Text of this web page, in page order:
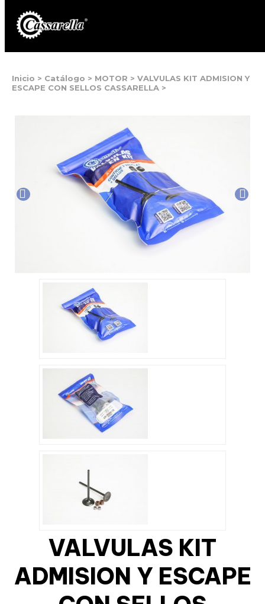
Inicio > Catálogo > MOTOR > VALVULAS KIT ADMISION Y
ESCAPE CON SELLOS CASSARELLA >
VALVULAS KIT
ADMISION Y ESCAPE